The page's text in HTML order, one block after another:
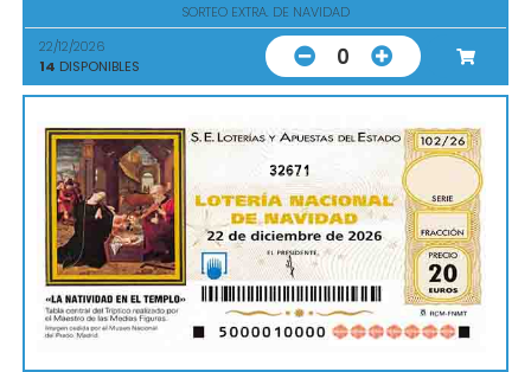
SORTEO EXTRA. DE NAVIDAD
22/12/2026
14 DISPONIBLES 0
32671